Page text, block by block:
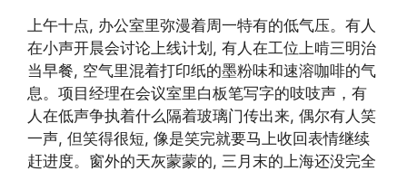
上午十点, 办公室里弥漫着周一特有的低气压。有人
在小声开晨会讨论上线计划, 有人在工位上啃三明治
当早餐, 空气里混着打印纸的墨粉味和速溶咖啡的气
息。项目经理在会议室里白板笔写字的吱吱声，有
人在低声争执着什么隔着玻璃门传出来, 偶尔有人笑
一声, 但笑得很短, 像是笑完就要马上收回表情继续
赶进度。窗外的天灰蒙蒙的, 三月末的上海还没完全